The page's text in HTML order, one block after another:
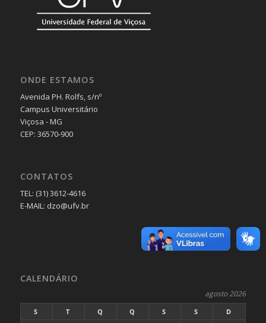
ONDE ESTAMOS
Avenida PH. Rolfs, s/nº
Campus Universitário
Viçosa - MG
CEP: 36570-900
CONTATOS
TEL: (31) 3612-4616
E-MAIL: dzo@ufv.br
CALENDÁRIO
agosto 2026
S T Q Q S S D